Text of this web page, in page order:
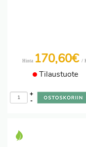
Hinta 170,60€ /
Tilaustuote
-
+